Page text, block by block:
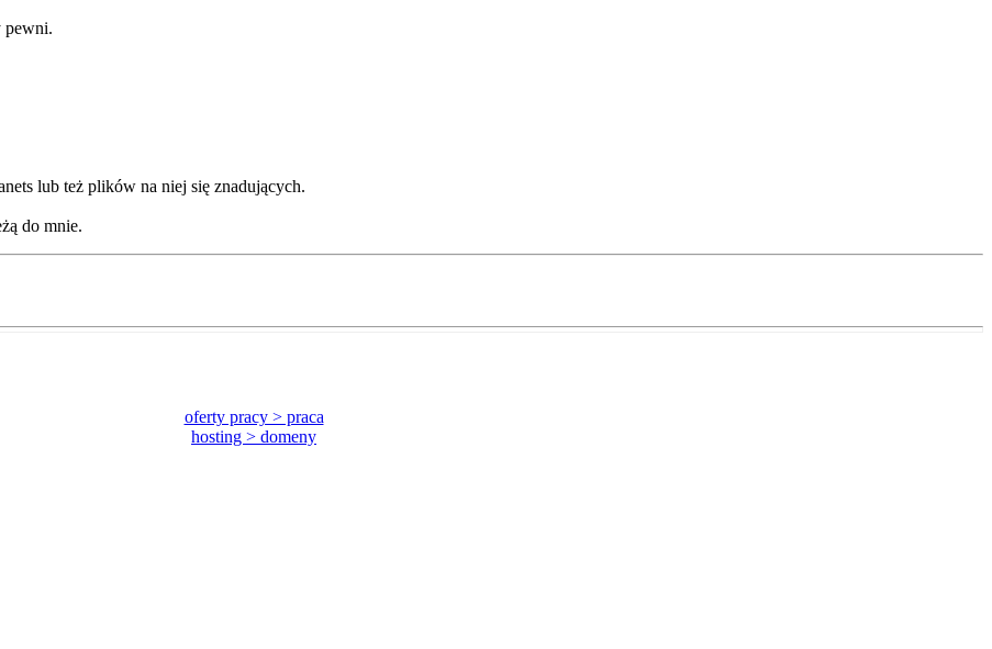
pewni.
lub też plików na niej się znadujących.
do mnie.
oferty pracy > praca
hosting > domeny